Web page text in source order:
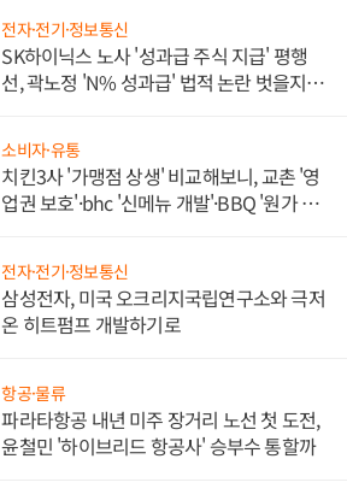
전자·전기·정보통신
SK하이닉스 노사 '성과급 주식 지급' 평행
선, 곽노정 'N% 성과급' 법적 논란 벗을지 주
소비자·유통
치킨3사 '가맹점 상생' 비교해보니, 교촌 '영
업권 보호'·bhc '신메뉴 개발'·BBQ '원가 부
전자·전기·정보통신
삼성전자, 미국 오크리지국립연구소와 극저
온 히트펌프 개발하기로
항공·물류
파라타항공 내년 미주 장거리 노선 첫 도전,
윤철민 '하이브리드 항공사' 승부수 통할까